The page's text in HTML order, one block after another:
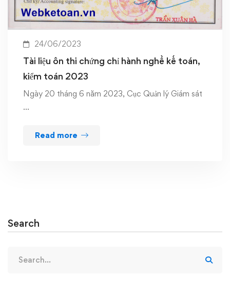
24/06/2023
Tài liệu ôn thi chứng chỉ hành nghề kế toán,
kiểm toán 2023
Ngày 20 tháng 6 năm 2023, Cục Quản lý Giám sát
…
Read more
Search
for: